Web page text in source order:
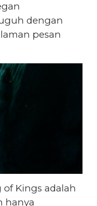
dengan
pesan
of Kings adalah
hanya